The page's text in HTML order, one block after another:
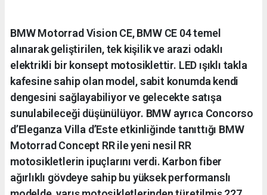
BMW Motorrad Vision CE, BMW CE 04 temel
alınarak geliştirilen, tek kişilik ve arazi odaklı
elektrikli bir konsept motosiklettir. LED ışıklı takla
kafesine sahip olan model, sabit konumda kendi
dengesini sağlayabiliyor ve gelecekte satışa
sunulabileceği düşünülüyor. BMW ayrıca Concorso
d’Eleganza Villa d’Este etkinliğinde tanıttığı BMW
Motorrad Concept RR ile yeni nesil RR
motosikletlerin ipuçlarını verdi. Karbon fiber
ağırlıklı gövdeye sahip bu yüksek performanslı